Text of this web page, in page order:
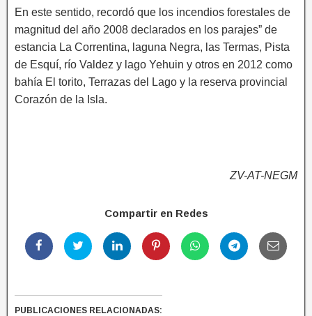
En este sentido, recordó que los incendios forestales de
magnitud del año 2008 declarados en los parajes” de
estancia La Correntina, laguna Negra, las Termas, Pista
de Esquí, río Valdez y lago Yehuin y otros en 2012 como
bahía El torito, Terrazas del Lago y la reserva provincial
Corazón de la Isla.
ZV-AT-NEGM
Compartir en Redes
PUBLICACIONES RELACIONADAS: